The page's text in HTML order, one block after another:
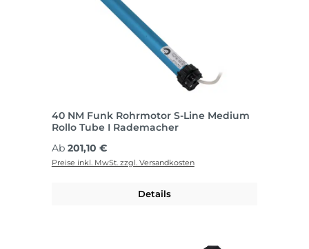
40 NM Funk Rohrmotor S-Line Medium
Rollo Tube I Rademacher
Regulärer Preis:
Ab 201,10 €
Preise inkl. MwSt. zzgl. Versandkosten
Details